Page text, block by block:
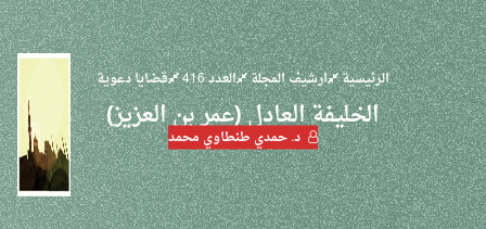
الرئيسية ارشيف المجلة العدد 416 قضايا دعوية
الخليفة العادل (عمر بن العزيز)
د. حمدي طنطاوي محمد